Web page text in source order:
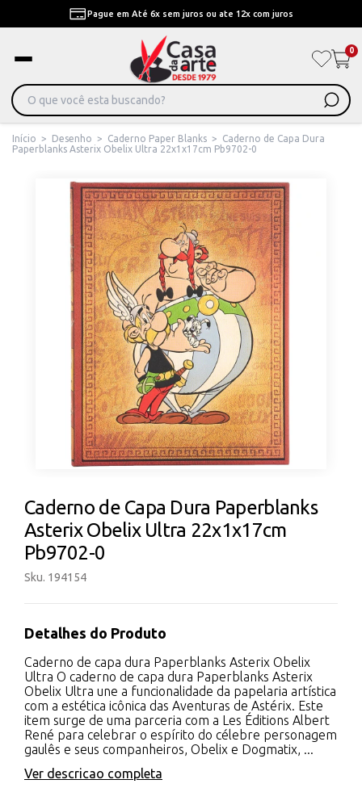
Pague em Até 6x sem juros ou ate 12x com juros
0
Início > Desenho > Caderno Paper Blanks >
Caderno de Capa Dura
Paperblanks Asterix Obelix Ultra 22x1x17cm Pb9702-0
Caderno de Capa Dura Paperblanks
Asterix Obelix Ultra 22x1x17cm
Pb9702-0
Sku. 194154
Detalhes do Produto
Caderno de capa dura Paperblanks Asterix Obelix
Ultra O caderno de capa dura Paperblanks Asterix
Obelix Ultra une a funcionalidade da papelaria artística
com a estética icônica das Aventuras de Astérix. Este
item surge de uma parceria com a Les Éditions Albert
René para celebrar o espírito do célebre personagem
gaulês e seus companheiros, Obelix e Dogmatix, ...
Ver descricao completa